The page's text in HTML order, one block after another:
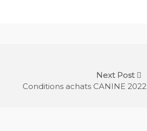
Next Post
Conditions achats CANINE 2022